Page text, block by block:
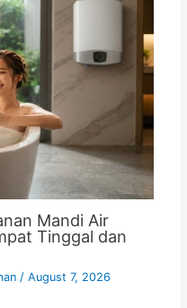
Mandi Air
Tinggal dan
/ August 7, 2026